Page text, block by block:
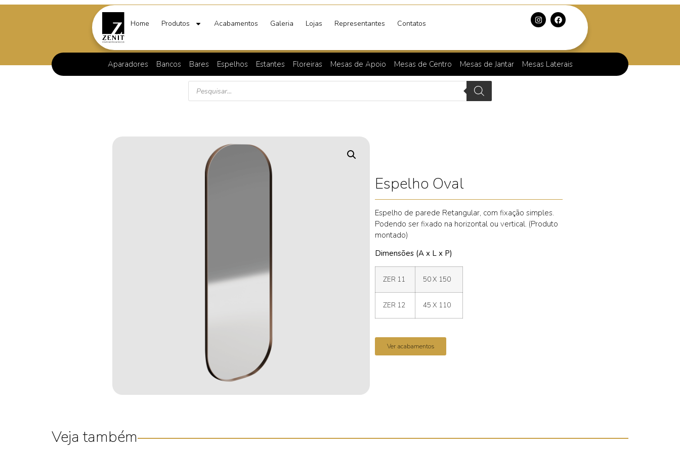
Home Produtos Acabamentos Galeria Lojas Representantes Contatos
Aparadores Bancos Bares Espelhos Estantes Floreiras Mesas de Apoio Mesas de Centro Mesas de Jantar Mesas Laterais
Espelho Oval
Espelho de parede Retangular, com fixação simples.
Podendo ser fixado na horizontal ou vertical. (Produto
montado)
Dimensões (A x L x P)
ZER 11 50 X 150
ZER 12 45 X 110
Ver acabamentos
Veja também